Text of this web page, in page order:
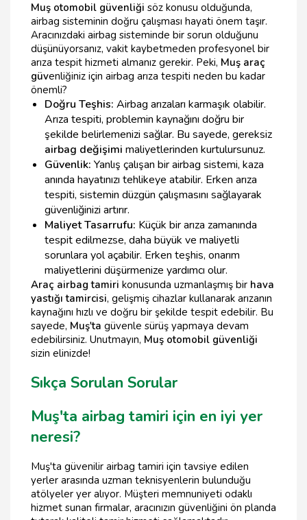
Muş otomobil güvenliği söz konusu olduğunda,
airbag sisteminin doğru çalışması hayati önem taşır.
Aracınızdaki airbag sisteminde bir sorun olduğunu
düşünüyorsanız, vakit kaybetmeden profesyonel bir
arıza tespit hizmeti almanız gerekir. Peki, Muş araç
güvenliğiniz için airbag arıza tespiti neden bu kadar
önemli?
Doğru Teşhis: Airbag arızaları karmaşık olabilir.
Arıza tespiti, problemin kaynağını doğru bir
şekilde belirlemenizi sağlar. Bu sayede, gereksiz
airbag değişimi maliyetlerinden kurtulursunuz.
Güvenlik: Yanlış çalışan bir airbag sistemi, kaza
anında hayatınızı tehlikeye atabilir. Erken arıza
tespiti, sistemin düzgün çalışmasını sağlayarak
güvenliğinizi artırır.
Maliyet Tasarrufu: Küçük bir arıza zamanında
tespit edilmezse, daha büyük ve maliyetli
sorunlara yol açabilir. Erken teşhis, onarım
maliyetlerini düşürmenize yardımcı olur.
Araç airbag tamiri konusunda uzmanlaşmış bir hava
yastığı tamircisi, gelişmiş cihazlar kullanarak arızanın
kaynağını hızlı ve doğru bir şekilde tespit edebilir. Bu
sayede, Muş'ta güvenle sürüş yapmaya devam
edebilirsiniz. Unutmayın, Muş otomobil güvenliği
sizin elinizde!
Sıkça Sorulan Sorular
Muş'ta airbag tamiri için en iyi yer
neresi?
Muş'ta güvenilir airbag tamiri için tavsiye edilen
yerler arasında uzman teknisyenlerin bulunduğu
atölyeler yer alıyor. Müşteri memnuniyeti odaklı
hizmet sunan firmalar, aracınızın güvenliğini ön planda